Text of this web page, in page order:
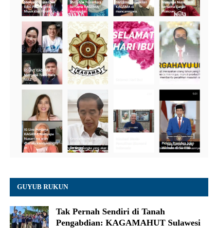
GUYUB RUKUN
Tak Pernah Sendiri di Tanah
Pengabdian: KAGAMAHUT Sulawesi